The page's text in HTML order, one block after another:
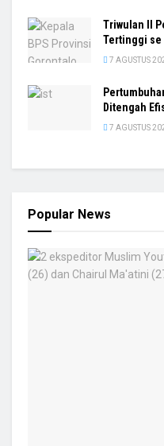
Triwulan II
Tertinggi se
7 AGUSTUS
Ditengah
7 AGUSTUS
Popular News